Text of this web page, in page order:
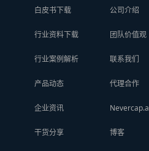
白皮书下载
行业资料下载
行业案例解析
产品动态
企业资讯
干货分享
公司介绍
团队价值观
联系我们
代理合作
博客